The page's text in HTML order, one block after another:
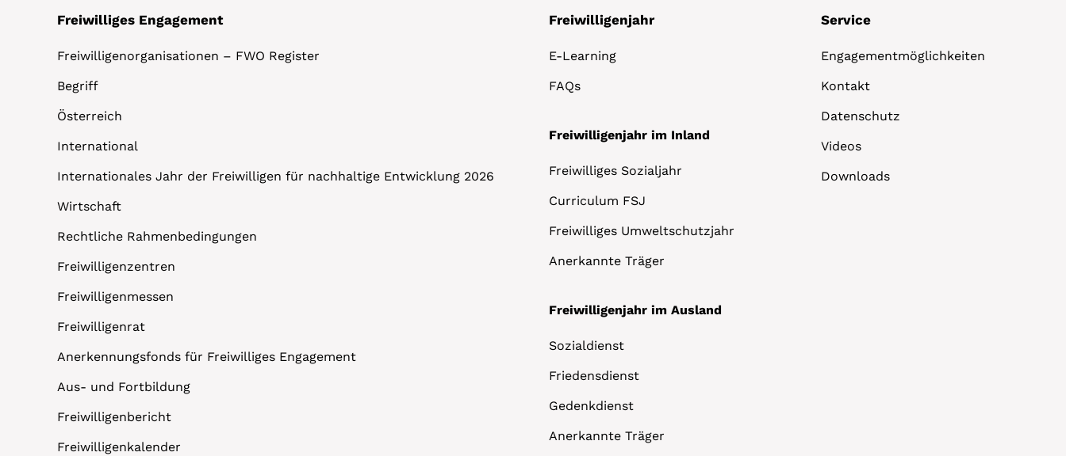
Freiwilliges Engagement
Freiwilligenorganisationen – FWO Register
Begriff
Österreich
International
Internationales Jahr der Freiwilligen für nachhaltige Entwicklung 2026
Wirtschaft
Rechtliche Rahmenbedingungen
Freiwilligenzentren
Freiwilligenmessen
Freiwilligenrat
Anerkennungsfonds für Freiwilliges Engagement
Aus- und Fortbildung
Freiwilligenbericht
Freiwilligenkalender
Freiwilligenjahr
E-Learning
FAQs
Freiwilligenjahr im Inland
Freiwilliges Sozialjahr
Curriculum FSJ
Freiwilliges Umweltschutzjahr
Anerkannte Träger
Freiwilligenjahr im Ausland
Sozialdienst
Friedensdienst
Gedenkdienst
Anerkannte Träger
Service
Engagementmöglichkeiten
Kontakt
Datenschutz
Videos
Downloads